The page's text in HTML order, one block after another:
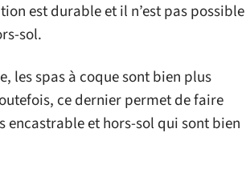
est durable et il n’est pas possible
sol.
les spas à coque sont bien plus
ce dernier permet de faire
encastrable et hors-sol qui sont bien